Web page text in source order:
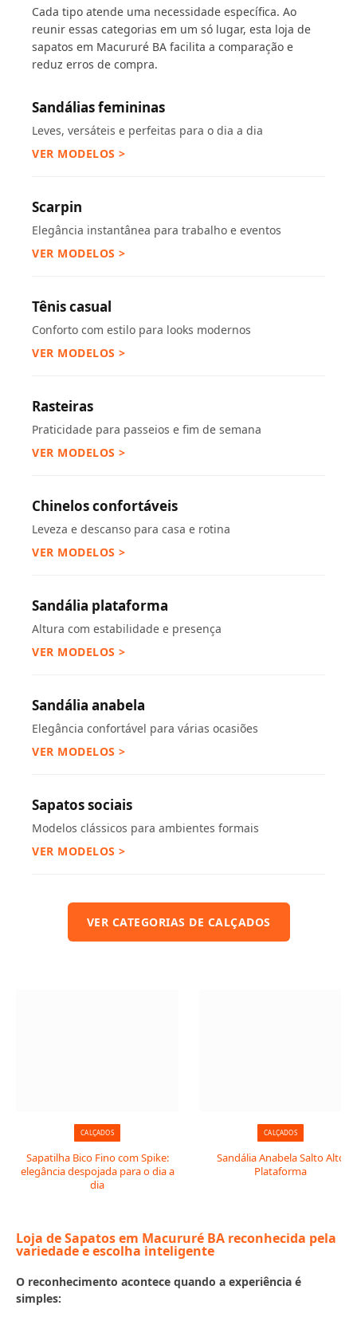
Cada tipo atende uma necessidade específica. Ao
reunir essas categorias em um só lugar, esta loja de
sapatos em Macururé BA facilita a comparação e
reduz erros de compra.
Sandálias femininas
Leves, versáteis e perfeitas para o dia a dia
VER MODELOS >
Scarpin
Elegância instantânea para trabalho e eventos
VER MODELOS >
Tênis casual
Conforto com estilo para looks modernos
VER MODELOS >
Rasteiras
Praticidade para passeios e fim de semana
VER MODELOS >
Chinelos confortáveis
Leveza e descanso para casa e rotina
VER MODELOS >
Sandália plataforma
Altura com estabilidade e presença
VER MODELOS >
Sandália anabela
Elegância confortável para várias ocasiões
VER MODELOS >
Sapatos sociais
Modelos clássicos para ambientes formais
VER MODELOS >
VER CATEGORIAS DE CALÇADOS
CALÇADOS
Sapatilha Bico Fino com Spike:
elegância despojada para o dia a
dia
CALÇADOS
Sandália Anabela Salto Alto
Plataforma
Loja de Sapatos em Macururé BA reconhecida pela
variedade e escolha inteligente
O reconhecimento acontece quando a experiência é
simples: